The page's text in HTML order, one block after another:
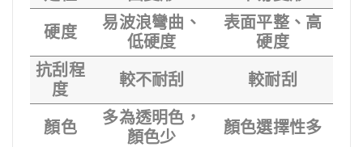
硬度
易波浪彎曲、
低硬度
表面平整、高
硬度
抗刮程
度
較不耐刮 較耐刮
顏色
多為透明色，
顏色少
顏色選擇性多